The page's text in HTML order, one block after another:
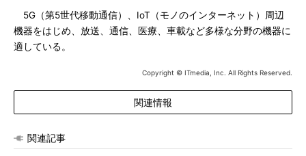
5G（第5世代移動通信）、IoT（モノのインターネット）周辺
機器をはじめ、放送、通信、医療、車載など多様な分野の機器に
適している。
Copyright © ITmedia, Inc. All Rights Reserved.
関連情報
関連記事